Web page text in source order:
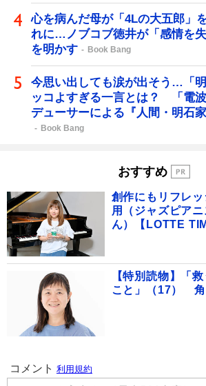
心を病んだ母が「4Lの大五郎」
れに…ノブコブ徳井が「感情を
を明かす
Book Bang
今思い出しても涙が出そう…「
ッコよすぎる一言とは？ 「電
デューサーによる『人間・明石
Book Bang
おすすめ
創作にもリフレ
用（ジャズピア
ん）【LOTTE
【特別読物】「
こと」（17） 角